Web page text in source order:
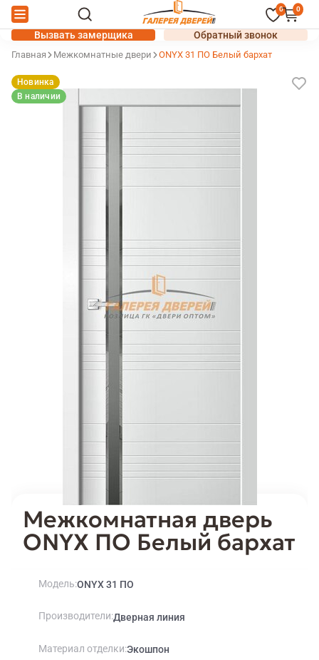
0 0
Вызвать замерщика Обратный звонок
Главная Межкомнатные двери ONYX 31 ПО Белый бархат
Межкомнатная дверь
ONYX ПО Белый бархат
Новинка
В наличии
Модель ONYX 31 ПО
Производители Дверная линия
Материал отделки Экошпон